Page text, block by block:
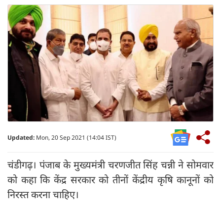
Updated: Mon, 20 Sep 2021 (14:04 IST)
चंडीगढ़। पंजाब के मुख्यमंत्री चरणजीत सिंह चन्नी ने सोमवार
को कहा कि केंद्र सरकार को तीनों केंद्रीय कृषि कानूनों को
निरस्त करना चाहिए।